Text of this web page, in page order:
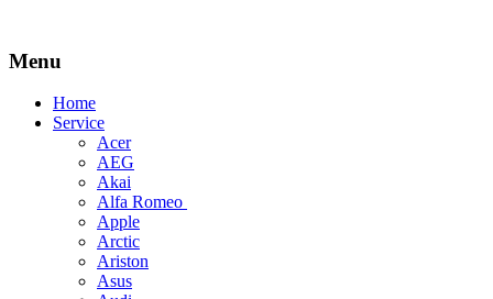
Menu
Skip
Home
Service
Acer
AEG
Akai
Alfa Romeo
Apple
Arctic
Ariston
Asus